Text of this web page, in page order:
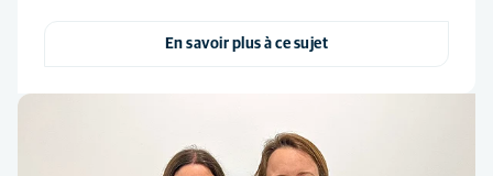
En savoir plus à ce sujet